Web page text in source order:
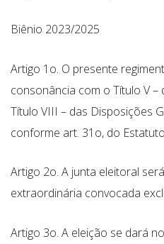
Biênio 2023/2025
Artigo 1o. O presente
consonância com o Título V
Título VIII – das Disposições
conforme art. 31o, do
Artigo 2o. A junta eleitoral
extraordinária convocada
Artigo 3o. A eleição se dará